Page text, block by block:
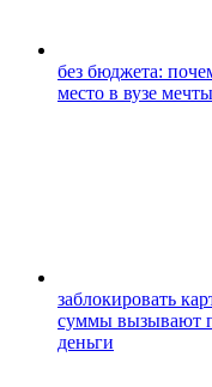
без бюджета:
место в вузе мечты
заблокировать
суммы вызывают
деньги